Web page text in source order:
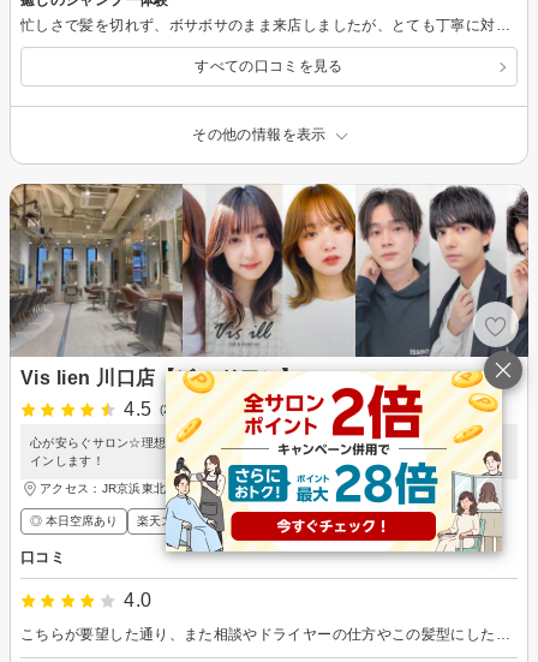
忙しさで髪を切れず、ボサボサのまま来店しましたが、とても丁寧に対応していただき安心しました。今回は「お任せ」でお願いしたところ、想像以上に自分に似合うスタイルに仕上げてくださり、本当に満足です。特にシャンプーの力加減が絶妙で、強すぎず弱すぎずとても気持ちよかったです。仕上がりだけでなく気分までスッキリする美容院でした。
すべての口コミを見る
その他の情報を表示
Vis lien 川口店【ビス リアン】
4.5
(24件)
心が安らぐサロン☆理想のヘアスタイルが手に入る☆彡お好みに合わせて自在にデザ
インします！
アクセス：JR京浜東北線 川口駅 徒歩4分
◎ 本日空席あり 楽天スーパーDEAL ポイントが貯まる・使える メンズ歓迎
口コミ
4.0
こちらが要望した通り、また相談やドライヤーの仕方やこの髪型にしたら起こりうる懸念点等を教えていただき、いい感じにカットしていただいた。